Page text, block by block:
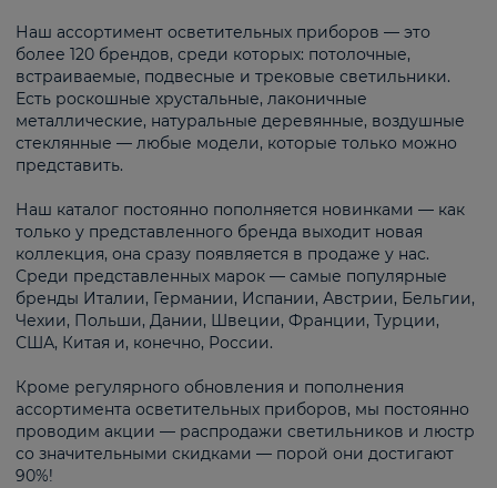
Наш ассортимент осветительных приборов — это
более 120 брендов, среди которых: потолочные,
встраиваемые, подвесные и трековые светильники.
Есть роскошные хрустальные, лаконичные
металлические, натуральные деревянные, воздушные
стеклянные — любые модели, которые только можно
представить.
Наш каталог постоянно пополняется новинками — как
только у представленного бренда выходит новая
коллекция, она сразу появляется в продаже у нас.
Среди представленных марок — самые популярные
бренды Италии, Германии, Испании, Австрии, Бельгии,
Чехии, Польши, Дании, Швеции, Франции, Турции,
США, Китая и, конечно, России.
Кроме регулярного обновления и пополнения
ассортимента осветительных приборов, мы постоянно
проводим акции — распродажи светильников и люстр
со значительными скидками — порой они достигают
90%!